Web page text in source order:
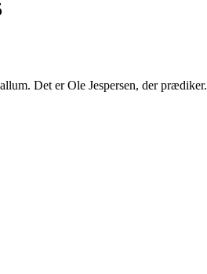
Det er Ole Jespersen, der prædiker.